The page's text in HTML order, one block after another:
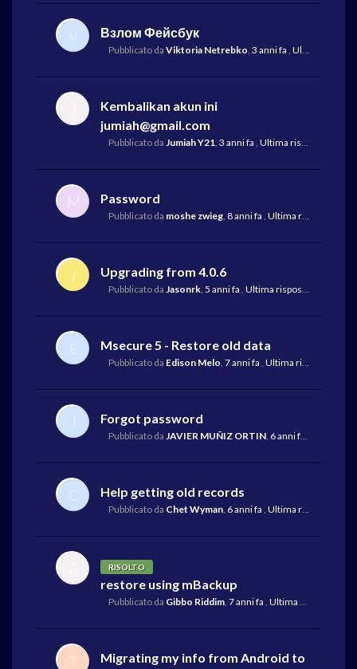
V Взлом Фейсбук
Pubblicato da Viktoria Netrebko, 3 anni fa , Ultima risposta
Kembalikan akun ini
jumiah@gmail.com
Pubblicato da Jumiah Y21, 3 anni fa , Ultima risposta
M Password
Pubblicato da moshe zwieg, 8 anni fa , Ultima risposta
J Upgrading from 4.0.6
Pubblicato da Jasonrk, 5 anni fa , Ultima risposta
E Msecure 5 - Restore old data
Pubblicato da Edison Melo, 7 anni fa , Ultima risposta
J Forgot password
Pubblicato da JAVIER MUÑIZ ORTIN, 6 anni fa ,
C Help getting old records
Pubblicato da Chet Wyman, 6 anni fa , Ultima risposta
RISOLTO
restore using mBackup
Pubblicato da Gibbo Riddim, 7 anni fa , Ultima risposta
T
Migrating my info from Android to